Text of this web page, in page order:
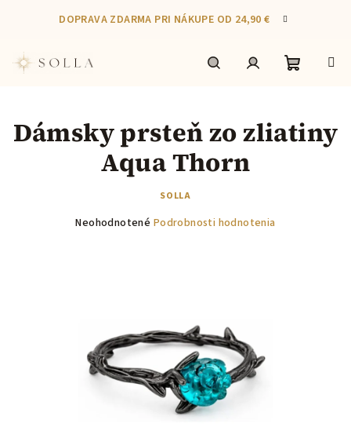
DOPRAVA ZDARMA PRI NÁKUPE OD 24,90 €
košík
Dámsky prsteň zo zliatiny
Aqua Thorn
SOLLA
Priemerné
hviezdičiek.
Neohodnotené Podrobnosti hodnotenia